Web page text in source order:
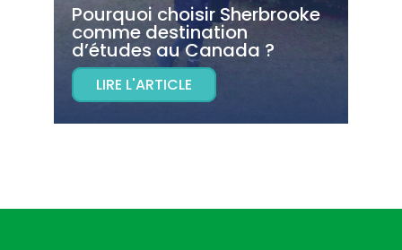
Pourquoi choisir Sherbrooke
comme destination
d’études au Canada ?
LIRE L'ARTICLE